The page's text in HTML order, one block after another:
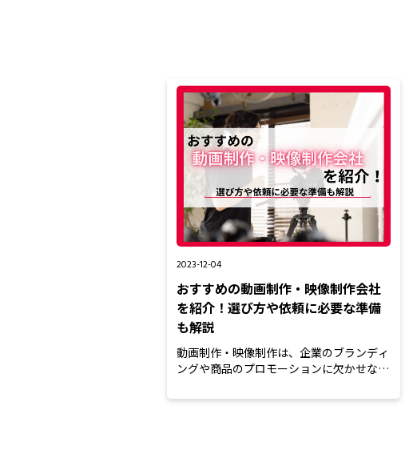
2023-12-04
おすすめの動画制作・映像制作会社
を紹介！選び方や依頼に必要な準備
も解説
動画制作・映像制作は、企業のブランディ
ングや商品のプロモーションに欠かせない